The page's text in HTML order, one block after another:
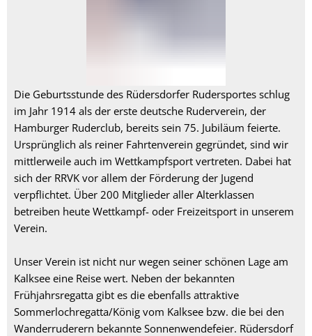
Die Geburtsstunde des Rüdersdorfer Rudersportes schlug
im Jahr 1914 als der erste deutsche Ruderverein, der
Hamburger Ruderclub, bereits sein 75. Jubiläum feierte.
Ursprünglich als reiner Fahrtenverein gegründet, sind wir
mittlerweile auch im Wettkampfsport vertreten. Dabei hat
sich der RRVK vor allem der Förderung der Jugend
verpflichtet. Über 200 Mitglieder aller Alterklassen
betreiben heute Wettkampf- oder Freizeitsport in unserem
Verein.
Unser Verein ist nicht nur wegen seiner schönen Lage am
Kalksee eine Reise wert. Neben der bekannten
Frühjahrsregatta gibt es die ebenfalls attraktive
Sommerlochregatta/König vom Kalksee bzw. die bei den
Wanderruderern bekannte Sonnenwendefeier. Rüdersdorf